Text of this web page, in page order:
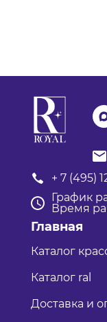
+ 7 (495)
График
Время
Главная
Каталог
Каталог ral
Доставка и